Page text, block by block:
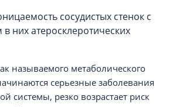
сосудистых стенок с
них атеросклеротических
называемого метаболического
серьезные заболевания
системы, резко возрастает риск